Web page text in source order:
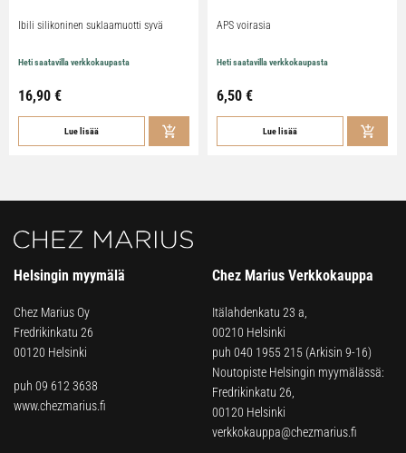
Ibili silikoninen suklaamuotti syvä
Heti saatavilla verkkokaupasta
16,90 €
Lue lisää
APS voirasia
Heti saatavilla verkkokaupasta
6,50 €
Lue lisää
Helsingin myymälä
Chez Marius Oy
Fredrikinkatu 26
00120 Helsinki
puh 09 612 3638
www.chezmarius.fi
Chez Marius Verkkokauppa
Itälahdenkatu 23 a,
00210 Helsinki
puh 040 1955 215 (Arkisin 9-16)
Noutopiste Helsingin myymälässä:
Fredrikinkatu 26,
00120 Helsinki
verkkokauppa@chezmarius.fi